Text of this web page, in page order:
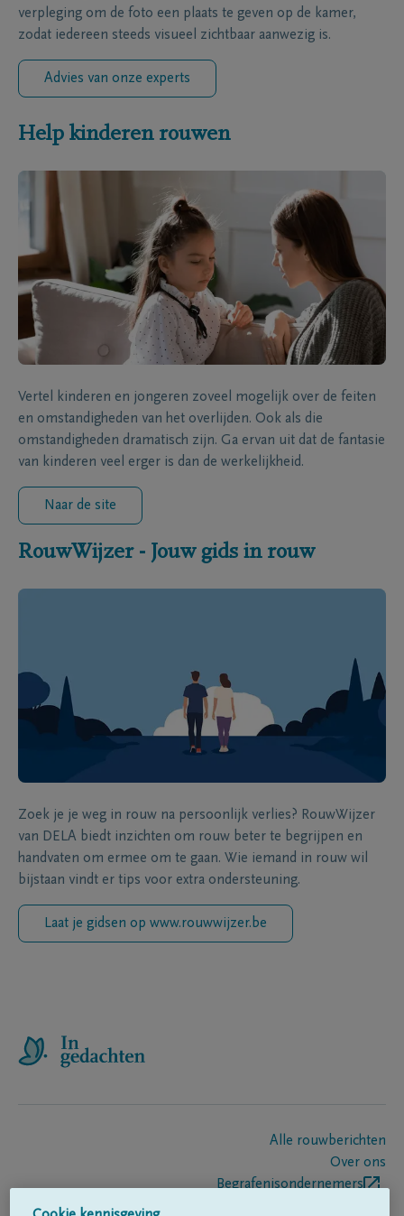
verpleging om de foto een plaats te geven op de kamer,
zodat iedereen steeds visueel zichtbaar aanwezig is.
Advies van onze experts
Help kinderen rouwen
Vertel kinderen en jongeren zoveel mogelijk over de feiten
en omstandigheden van het overlijden. Ook als die
omstandigheden dramatisch zijn. Ga ervan uit dat de fantasie
van kinderen veel erger is dan de werkelijkheid.
Naar de site
RouwWijzer - Jouw gids in rouw
Zoek je je weg in rouw na persoonlijk verlies? RouwWijzer
van DELA biedt inzichten om rouw beter te begrijpen en
handvaten om ermee om te gaan. Wie iemand in rouw wil
bijstaan vindt er tips voor extra ondersteuning.
Laat je gidsen op www.rouwwijzer.be
Alle rouwberichten
Over ons
Begrafenisondernemers